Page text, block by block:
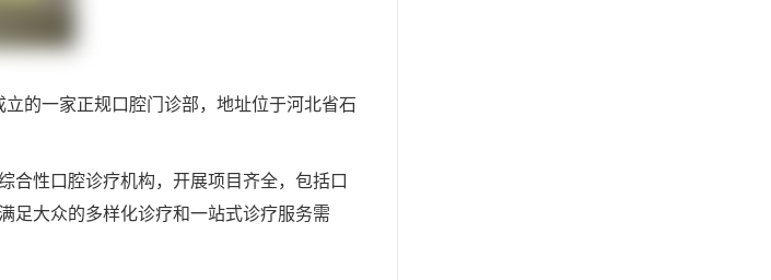
的一家正规口腔门诊部，地址位于河北省石
合性口腔诊疗机构，开展项目齐全，包括口
足大众的多样化诊疗和一站式诊疗服务需